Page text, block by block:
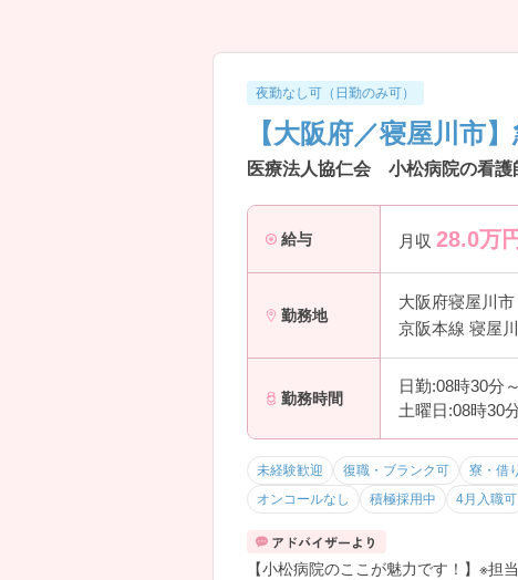
夜勤なし可（日勤のみ可）
【大阪府／寝屋川市
医療法人協仁会 小松病院の看護
給与 月収 28.0万
勤務地
大阪府寝屋川市
京阪本線 寝屋
勤務時間
日勤:08時30分
土曜日:08時30
未経験歓迎 復職・ブランク可 寮・借
オンコールなし
積極採用中 4月入職可
【小松病院のここが魅力です！】※担